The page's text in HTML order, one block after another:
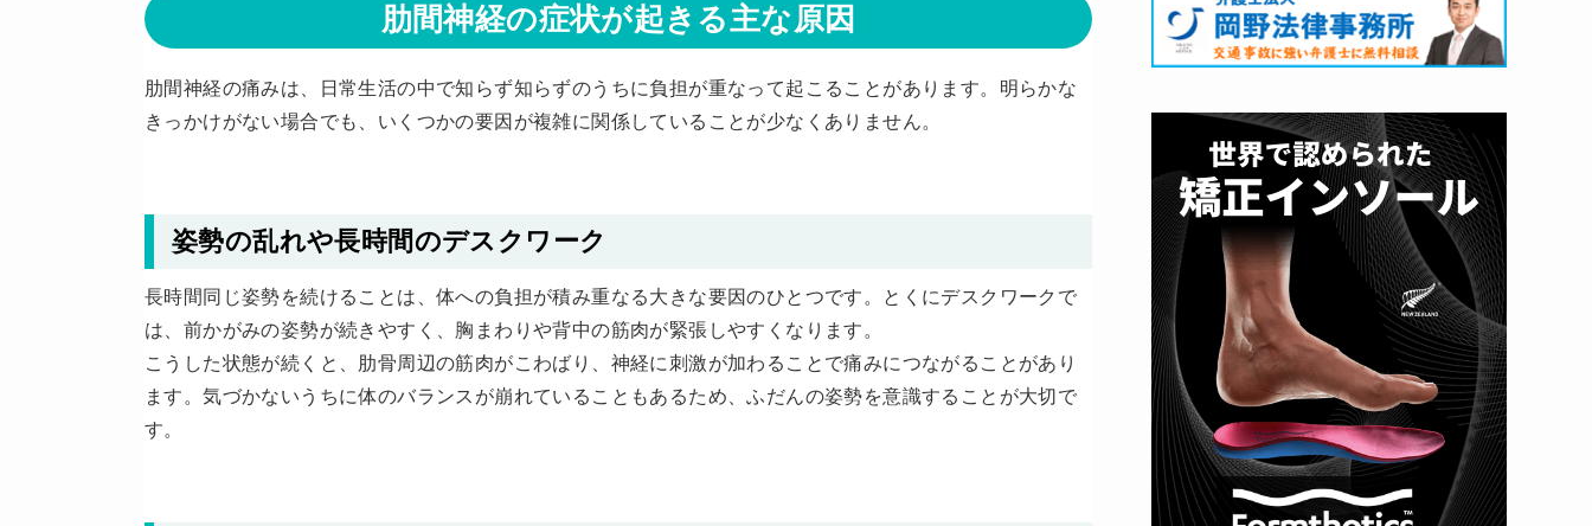
肋間神経の症状が起きる主な原因
肋間神経の痛みは、日常生活の中で知らず知らずのうちに負担が重なって起こることがあります。明らかな
きっかけがない場合でも、いくつかの要因が複雑に関係していることが少なくありません。
姿勢の乱れや長時間のデスクワーク
長時間同じ姿勢を続けることは、体への負担が積み重なる大きな要因のひとつです。とくにデスクワークで
は、前かがみの姿勢が続きやすく、胸まわりや背中の筋肉が緊張しやすくなります。
こうした状態が続くと、肋骨周辺の筋肉がこわばり、神経に刺激が加わることで痛みにつながることがあり
ます。気づかないうちに体のバランスが崩れていることもあるため、ふだんの姿勢を意識することが大切で
す。